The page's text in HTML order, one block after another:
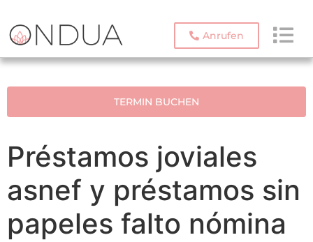
Anrufen
TERMIN BUCHEN
Préstamos joviales
asnef y préstamos sin
papeles falto nómina